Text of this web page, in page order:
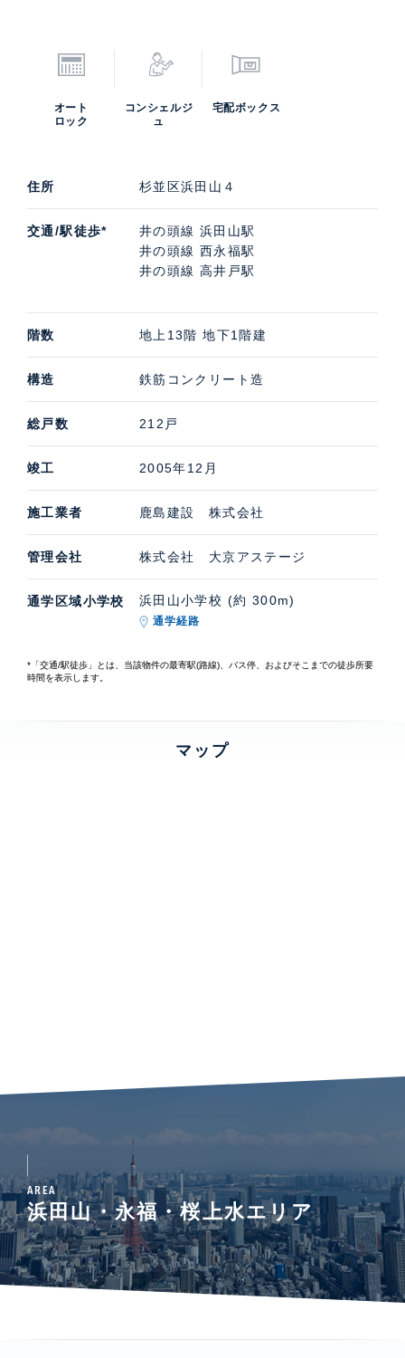
オート
ロック
コンシェルジ
ュ
宅配ボックス
住所 杉並区浜田山４
交通/駅徒歩*
井の頭線 浜田山駅
井の頭線 西永福駅
井の頭線 高井戸駅
階数 地上13階 地下1階建
構造 鉄筋コンクリート造
総戸数 212戸
竣工 2005年12月
施工業者 鹿島建設 株式会社
管理会社 株式会社 大京アステージ
通学区域小学校 浜田山小学校 (約 300m)
通学経路
*「交通/駅徒歩」とは、当該物件の最寄駅(路線)、バス停、およびそこまでの徒歩所要
時間を表示します。
マップ
AREA
浜田山・永福・桜上水エリア